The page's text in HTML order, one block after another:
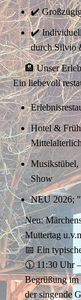
✔️
✔️
durch Silvio
🏨 Unser
Ein liebevoll
Hotel &
Show
NEU 2026;
Neu:
Muttertag
📅 Ein
🕦 11:30 Uhr
Begrüßung
der singende